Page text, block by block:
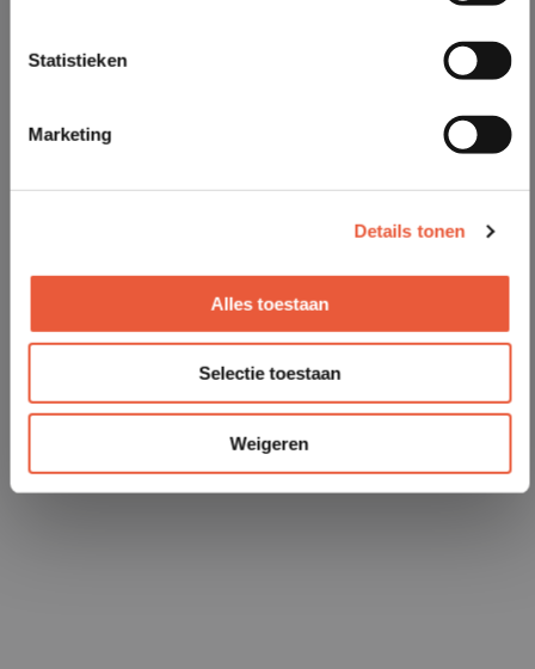
Statistieken
Marketing
Details tonen
Alles toestaan
Selectie toestaan
Weigeren